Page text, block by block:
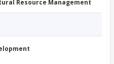
Resource Management